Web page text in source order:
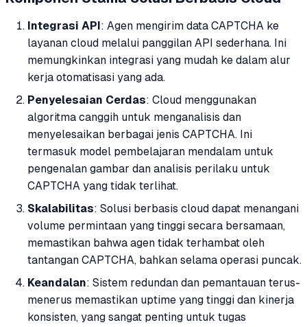
Integrasi API: Agen mengirim data CAPTCHA ke
layanan cloud melalui panggilan API sederhana. Ini
memungkinkan integrasi yang mudah ke dalam alur
kerja otomatisasi yang ada.
Penyelesaian Cerdas: Cloud menggunakan
algoritma canggih untuk menganalisis dan
menyelesaikan berbagai jenis CAPTCHA. Ini
termasuk model pembelajaran mendalam untuk
pengenalan gambar dan analisis perilaku untuk
CAPTCHA yang tidak terlihat.
Skalabilitas: Solusi berbasis cloud dapat menangani
volume permintaan yang tinggi secara bersamaan,
memastikan bahwa agen tidak terhambat oleh
tantangan CAPTCHA, bahkan selama operasi puncak.
Keandalan: Sistem redundan dan pemantauan terus-
menerus memastikan uptime yang tinggi dan kinerja
konsisten, yang sangat penting untuk tugas